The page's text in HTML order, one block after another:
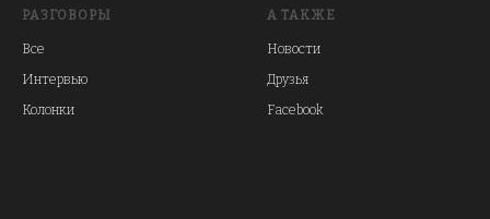
РАЗГОВОРЫ
Все
Интервью
Колонки
А ТАКЖЕ
Новости
Друзья
Facebook